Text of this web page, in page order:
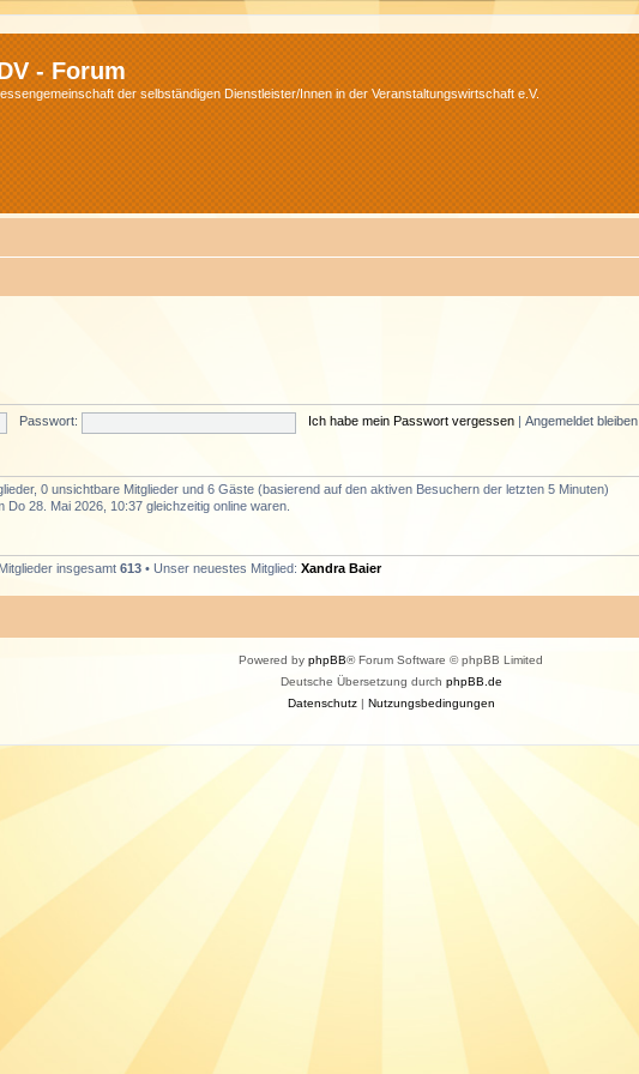
- Forum
der selbständigen Dienstleister/Innen in der Veranstaltungswirtschaft e.V.
Passwort: Ich habe mein Passwort vergessen Angemeldet bleiben
0 unsichtbare Mitglieder und 6 Gäste (basierend auf den aktiven Besuchern der letzten 5 Minuten)
Do 28. Mai 2026, 10:37 gleichzeitig online waren.
insgesamt 613 • Unser neuestes Mitglied: Xandra Baier
Powered by phpBB® Forum Software © phpBB Limited
Deutsche Übersetzung durch phpBB.de
Datenschutz| Nutzungsbedingungen